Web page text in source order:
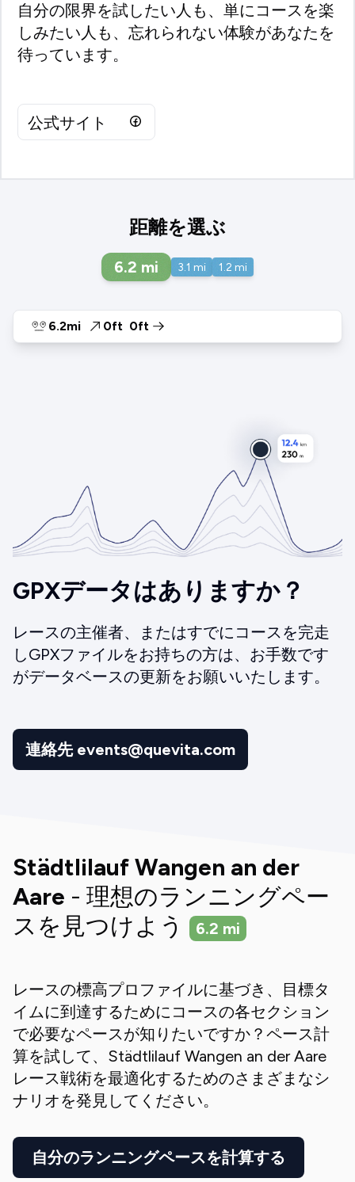
自分の限界を試したい人も、単にコースを楽
しみたい人も、忘れられない体験があなたを
待っています。
公式サイト
距離を選ぶ
6.2 mi 3.1 mi 1.2 mi
6.2mi 0ft 0ft
GPXデータはありますか？
レースの主催者、またはすでにコースを完走
しGPXファイルをお持ちの方は、お手数です
がデータベースの更新をお願いいたします。
連絡先 events@quevita.com
Städtlilauf Wangen an der
Aare - 理想のランニングペー
スを見つけよう
6.2 mi
レースの標高プロファイルに基づき、目標タ
イムに到達するためにコースの各セクション
で必要なペースが知りたいですか？ペース計
算を試して、 Städtlilauf Wangen an der Aare
レース戦術を最適化するためのさまざまなシ
ナリオを発見してください。
自分のランニングペースを計算する